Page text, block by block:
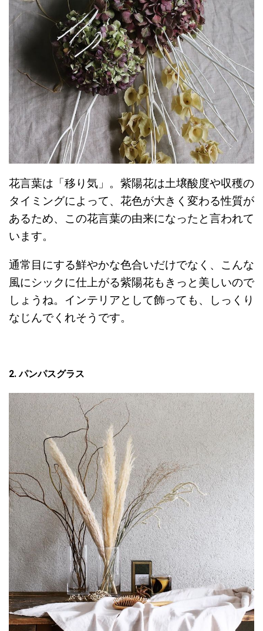
花言葉は「移り気」。紫陽花は土壌酸度や収穫の
タイミングによって、花色が大きく変わる性質が
あるため、この花言葉の由来になったと言われて
います。
通常目にする鮮やかな色合いだけでなく、こんな
風にシックに仕上がる紫陽花もきっと美しいので
しょうね。インテリアとして飾っても、しっくり
なじんでくれそうです。
2. パンパスグラス